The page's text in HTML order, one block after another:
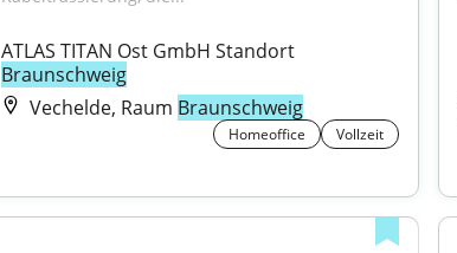
Braunschweig
Vechelde, Raum Braunschweig
Homeoffice Vollzeit